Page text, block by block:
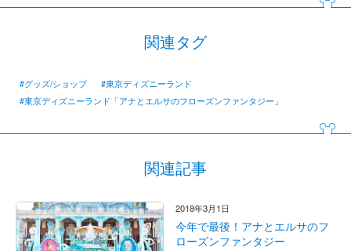
関連タグ
#グッズ/ショップ
#東京ディズニーランド
#東京ディズニーランド「アナとエルサのフローズンファンタジー」
関連記事
2018年3月1日
今年で最後！アナとエルサのフ
ローズンファンタジー